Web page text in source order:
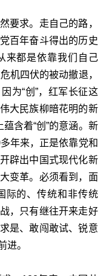
要求。走自己的路，
百年奋斗得出的历史
来都是依靠我们自己
机四伏的被动撤退，
为“创”，红军长征这
大民族柳暗花明的新
含着“创”的意涵。新
年来，正是依靠党和
辟出中国式现代化新
变革。必须看到，面
际的、传统和非传统
，只有继往开来走好
是、敢闯敢试、锐意
进。